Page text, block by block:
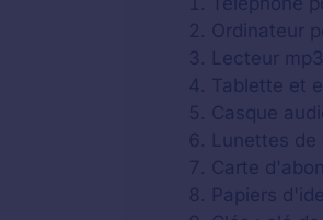
Ordinateur
Lecteur
Tablette et
Casque
Lunettes
Carte
Papiers